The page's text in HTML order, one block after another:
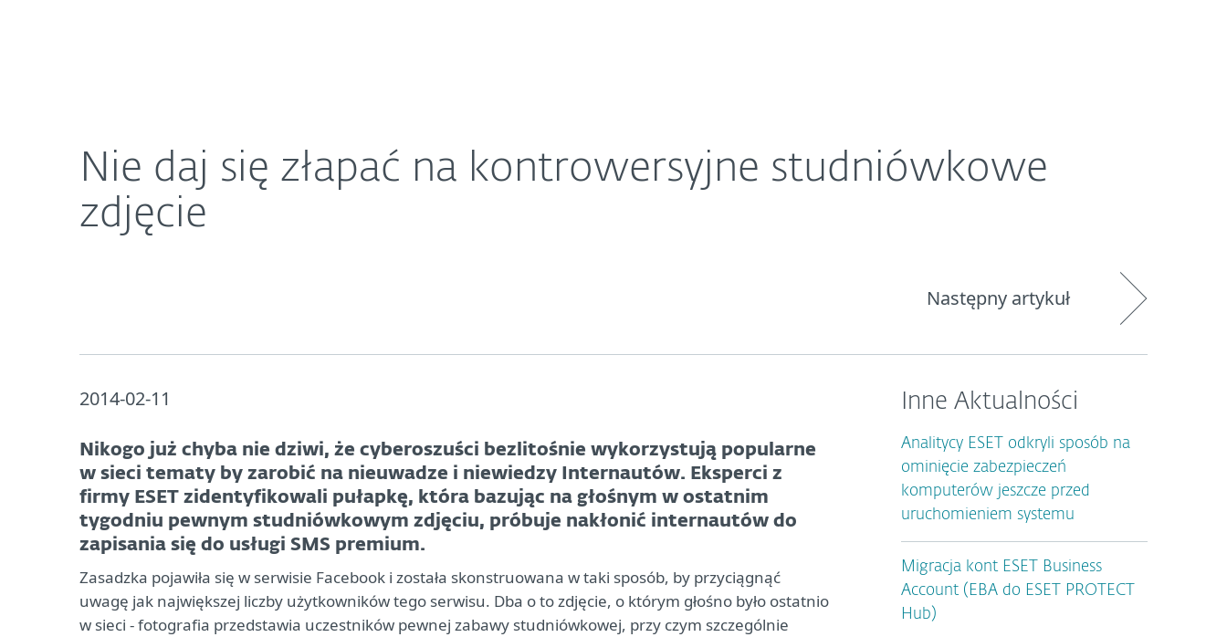
Nie daj się złapać na kontrowersyjne studniówkowe
zdjęcie
Następny artykuł
2014-02-11
Nikogo już chyba nie dziwi, że cyberoszuści bezlitośnie wykorzystują popularne
w sieci tematy by zarobić na nieuwadze i niewiedzy Internautów. Eksperci z
firmy ESET zidentyfikowali pułapkę, która bazując na głośnym w ostatnim
tygodniu pewnym studniówkowym zdjęciu, próbuje nakłonić internautów do
zapisania się do usługi SMS premium.
Zasadzka pojawiła się w serwisie Facebook i została skonstruowana w taki sposób, by przyciągnąć
uwagę jak największej liczby użytkowników tego serwisu. Dba o to zdjęcie, o którym głośno było ostatnio
w sieci - fotografia przedstawia uczestników pewnej zabawy studniówkowej, przy czym szczególnie
Inne Aktualności
Analitycy ESET odkryli sposób na
ominięcie zabezpieczeń
komputerów jeszcze przed
uruchomieniem systemu
Migracja kont ESET Business
Account (EBA do ESET PROTECT
Hub)